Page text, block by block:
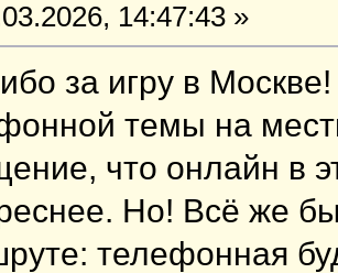
14:47:43 »
за игру в
темы на
что онлайн в
Но! Всё же
телефонная